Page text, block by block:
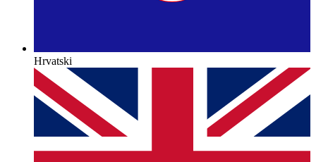
Hrvatski